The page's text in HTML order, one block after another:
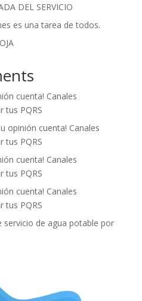
DEL SERVICIO
es una tarea de todos.
cuenta! Canales
tus PQRS
opinión cuenta! Canales
tus PQRS
cuenta! Canales
tus PQRS
cuenta! Canales
tus PQRS
servicio de agua potable por